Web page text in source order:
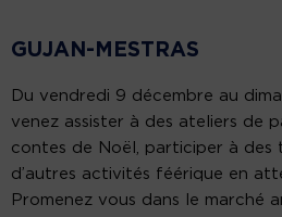
GUJAN-MESTRAS
Du vendredi 9 décembre au
venez assister à des ateliers de
contes de Noël, participer à des
d’autres activités féérique en
Promenez vous dans le marché